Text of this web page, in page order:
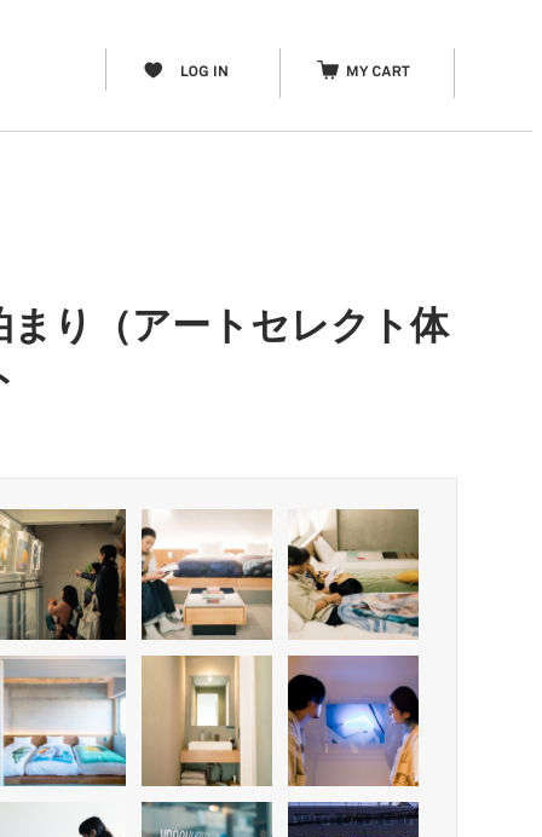
り（アートセレクト体